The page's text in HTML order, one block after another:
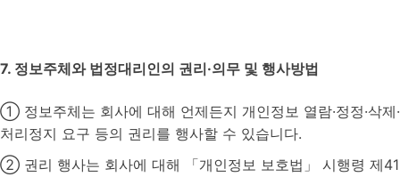
7. 정보주체와 법정대리인의 권리·의무 및 행사방법
① 정보주체는 회사에 대해 언제든지 개인정보 열람·정정·삭제·
처리정지 요구 등의 권리를 행사할 수 있습니다.
② 권리 행사는 회사에 대해 「개인정보 보호법」 시행령 제41